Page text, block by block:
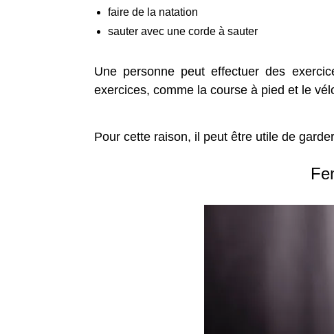
faire de la natation
sauter avec une corde à sauter
Une personne peut effectuer des
exercices, comme la course à pied et le
Pour cette raison, il peut être utile de